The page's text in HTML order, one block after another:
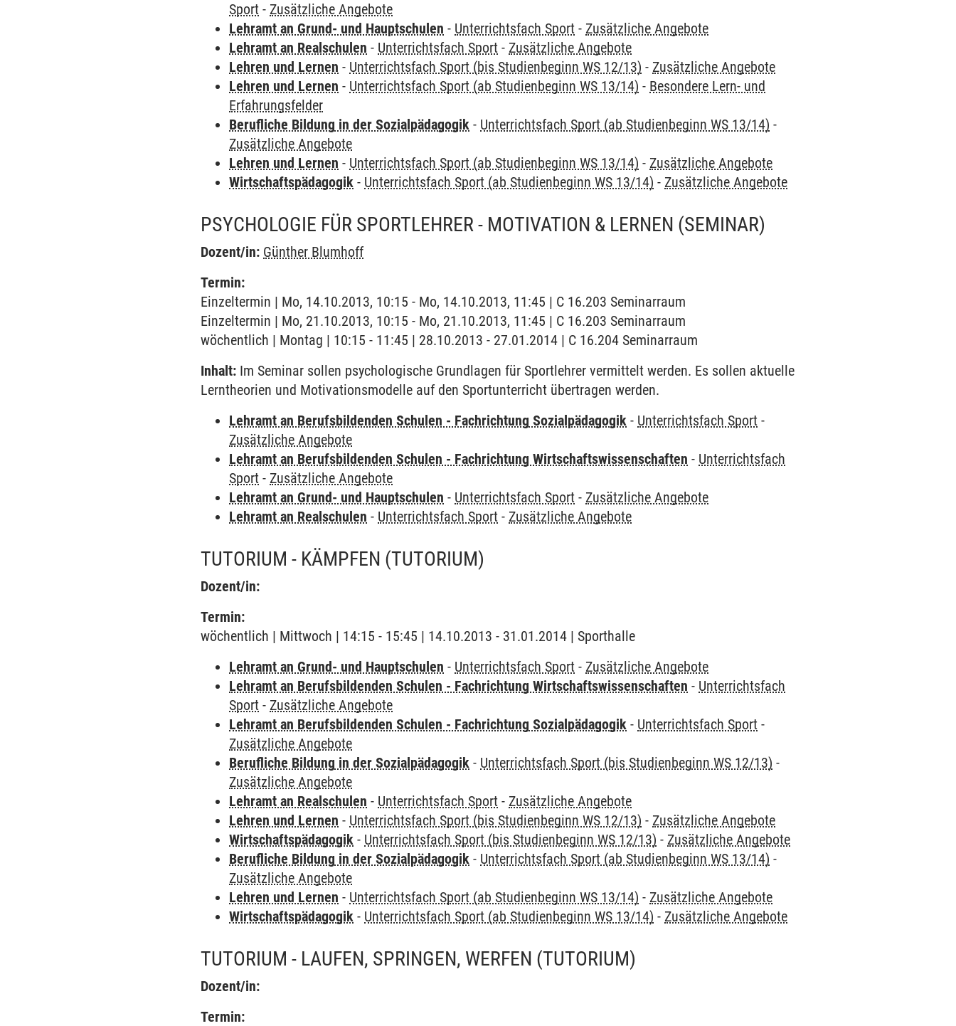
Sport - Zusätzliche Angebote
Lehramt an Grund- und Hauptschulen - Unterrichtsfach Sport - Zusätzliche Angebote
Lehramt an Realschulen - Unterrichtsfach Sport - Zusätzliche Angebote
Lehren und Lernen - Unterrichtsfach Sport (bis Studienbeginn WS 12/13) - Zusätzliche Angebote
Lehren und Lernen - Unterrichtsfach Sport (ab Studienbeginn WS 13/14) - Besondere Lern- und
Erfahrungsfelder
Berufliche Bildung in der Sozialpädagogik - Unterrichtsfach Sport (ab Studienbeginn WS 13/14) -
Zusätzliche Angebote
Lehren und Lernen - Unterrichtsfach Sport (ab Studienbeginn WS 13/14) - Zusätzliche Angebote
Wirtschaftspädagogik - Unterrichtsfach Sport (ab Studienbeginn WS 13/14) - Zusätzliche Angebote
PSYCHOLOGIE FÜR SPORTLEHRER - MOTIVATION & LERNEN (SEMINAR)
Dozent/in: Günther Blumhoff
Termin:
Einzeltermin | Mo, 14.10.2013, 10:15 - Mo, 14.10.2013, 11:45 | C 16.203 Seminarraum
Einzeltermin | Mo, 21.10.2013, 10:15 - Mo, 21.10.2013, 11:45 | C 16.203 Seminarraum
wöchentlich | Montag | 10:15 - 11:45 | 28.10.2013 - 27.01.2014 | C 16.204 Seminarraum
Inhalt: Im Seminar sollen psychologische Grundlagen für Sportlehrer vermittelt werden. Es sollen aktuelle
Lerntheorien und Motivationsmodelle auf den Sportunterricht übertragen werden.
Lehramt an Berufsbildenden Schulen - Fachrichtung Sozialpädagogik - Unterrichtsfach Sport -
Zusätzliche Angebote
Lehramt an Berufsbildenden Schulen - Fachrichtung Wirtschaftswissenschaften - Unterrichtsfach
Sport - Zusätzliche Angebote
Lehramt an Grund- und Hauptschulen - Unterrichtsfach Sport - Zusätzliche Angebote
Lehramt an Realschulen - Unterrichtsfach Sport - Zusätzliche Angebote
TUTORIUM - KÄMPFEN (TUTORIUM)
Dozent/in:
Termin:
wöchentlich | Mittwoch | 14:15 - 15:45 | 14.10.2013 - 31.01.2014 | Sporthalle
Lehramt an Grund- und Hauptschulen - Unterrichtsfach Sport - Zusätzliche Angebote
Lehramt an Berufsbildenden Schulen - Fachrichtung Wirtschaftswissenschaften - Unterrichtsfach
Sport - Zusätzliche Angebote
Lehramt an Berufsbildenden Schulen - Fachrichtung Sozialpädagogik - Unterrichtsfach Sport -
Zusätzliche Angebote
Berufliche Bildung in der Sozialpädagogik - Unterrichtsfach Sport (bis Studienbeginn WS 12/13) -
Zusätzliche Angebote
Lehramt an Realschulen - Unterrichtsfach Sport - Zusätzliche Angebote
Lehren und Lernen - Unterrichtsfach Sport (bis Studienbeginn WS 12/13) - Zusätzliche Angebote
Wirtschaftspädagogik - Unterrichtsfach Sport (bis Studienbeginn WS 12/13) - Zusätzliche Angebote
Berufliche Bildung in der Sozialpädagogik - Unterrichtsfach Sport (ab Studienbeginn WS 13/14) -
Zusätzliche Angebote
Lehren und Lernen - Unterrichtsfach Sport (ab Studienbeginn WS 13/14) - Zusätzliche Angebote
Wirtschaftspädagogik - Unterrichtsfach Sport (ab Studienbeginn WS 13/14) - Zusätzliche Angebote
TUTORIUM - LAUFEN, SPRINGEN, WERFEN (TUTORIUM)
Dozent/in:
Termin: